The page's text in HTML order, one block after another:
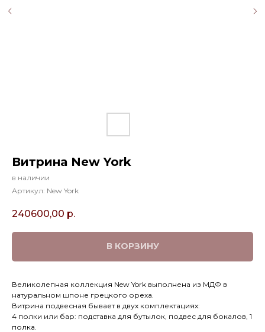
Витрина New York
в наличии
Артикул: New York
240600,00 р.
В КОРЗИНУ
Великолепная коллекция New York выполнена из МДФ в
натуральном шпоне грецкого ореха.
Витрина подвесная бывает в двух комплектациях:
4 полки или бар: подставка для бутылок, подвес для бокалов, 1
полка.